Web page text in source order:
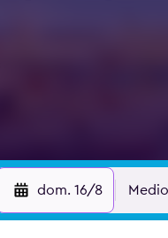
dom. 16/8